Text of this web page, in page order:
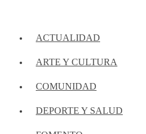
ACTUALIDAD
ARTE Y CULTURA
COMUNIDAD
DEPORTE Y SALUD